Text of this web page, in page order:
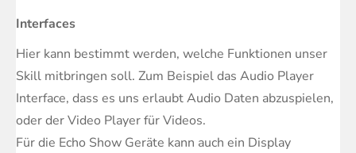
Interfaces
Hier kann bestimmt werden, welche Funktionen unser
Skill mitbringen soll. Zum Beispiel das Audio Player
Interface, dass es uns erlaubt Audio Daten abzuspielen,
oder der Video Player für Videos.
Für die Echo Show Geräte kann auch ein Display